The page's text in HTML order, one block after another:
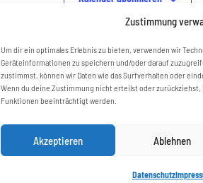
Zustimmung
Um dir ein optimales Erlebnis zu bieten, verwenden wir
Geräteinformationen zu speichern und/oder darauf
zustimmst, können wir Daten wie das Surfverhalten oder
Wenn du deine Zustimmung nicht erteilst oder zurückziehst,
Funktionen beeinträchtigt werden.
Akzeptieren Ablehnen
Datenschutz